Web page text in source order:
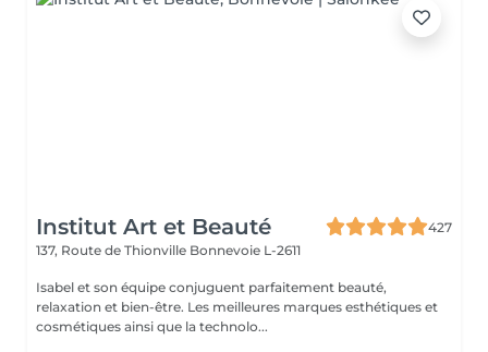
Institut Art et Beauté
427
137, Route de Thionville Bonnevoie L-2611
Isabel et son équipe conjuguent parfaitement beauté,
relaxation et bien-être. Les meilleures marques esthétiques et
cosmétiques ainsi que la technolo...